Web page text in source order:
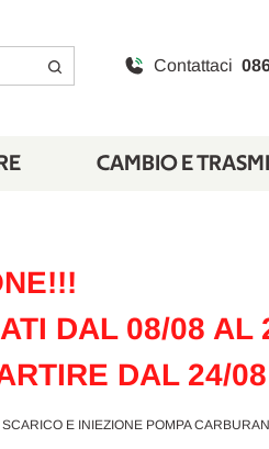
Contattaci
CAMBIO E
DAL 08/08 AL
DAL 24/08
E INIEZIONE POMPA